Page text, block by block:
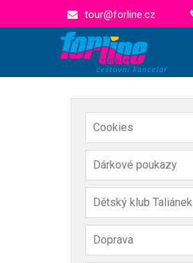
tour@forline.cz
Cookies
Dárkové poukazy
Dětský klub Taliánek
Doprava